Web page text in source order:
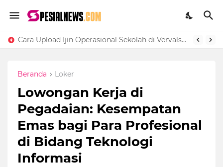
Cara Upload Ijin Operasional Sekolah di Vervalsp Secara Online
Beranda Loker
Lowongan Kerja di
Pegadaian: Kesempatan
Emas bagi Para Profesional
di Bidang Teknologi
Informasi